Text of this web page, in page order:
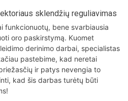
sklendžių reguliavimas
funkcionuotų, bene svarbiausia
oro paskirstymą. Kuomet
derinimo darbai, specialistas
pastebime, kad neretai
ir patys nevengia to
kad šis darbas turėtų būti